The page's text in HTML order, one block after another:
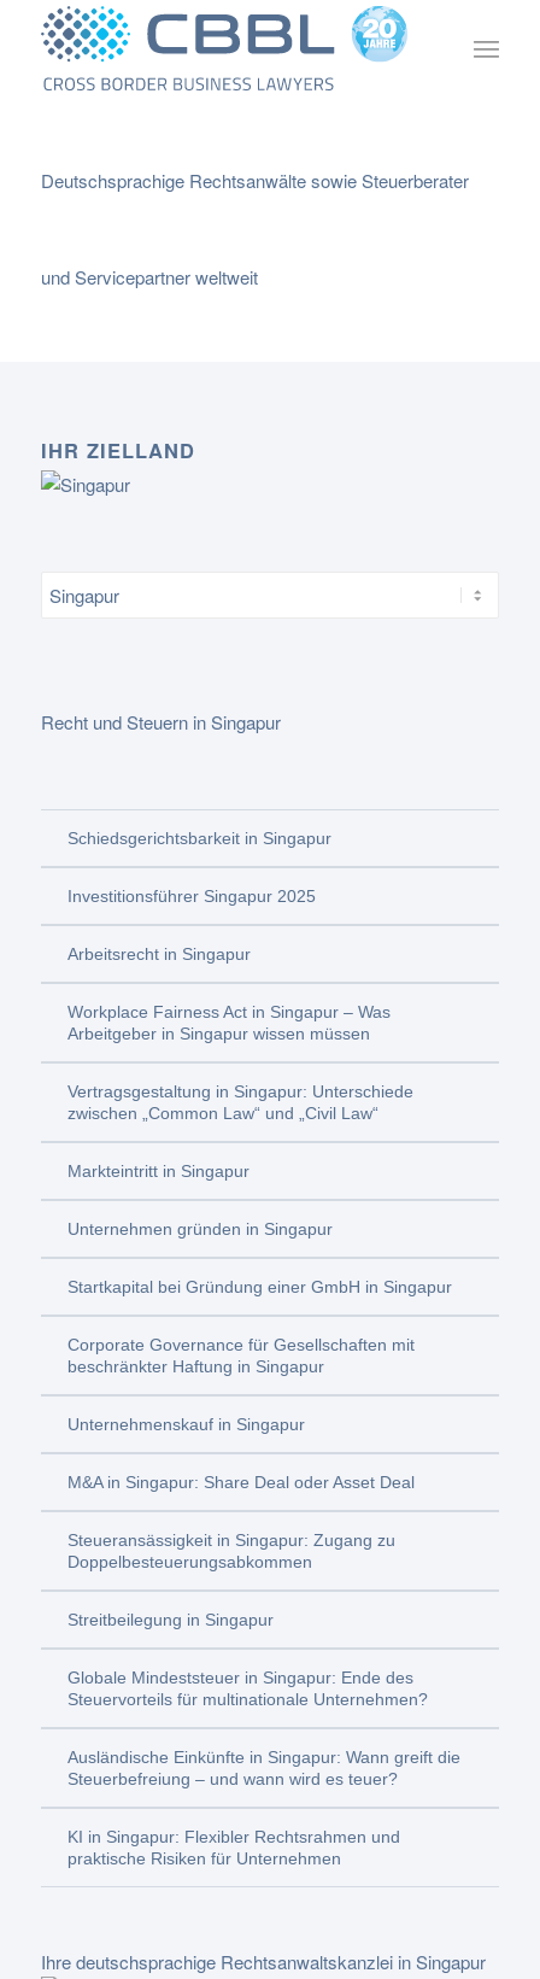
Deutschsprachige Rechtsanwälte sowie Steuerberater
und Servicepartner weltweit
IHR ZIELLAND
Recht und Steuern in Singapur
Schiedsgerichtsbarkeit in Singapur
Investitionsführer Singapur 2025
Arbeitsrecht in Singapur
Workplace Fairness Act in Singapur – Was
Arbeitgeber in Singapur wissen müssen
Vertragsgestaltung in Singapur: Unterschiede
zwischen „Common Law“ und „Civil Law“
Markteintritt in Singapur
Unternehmen gründen in Singapur
Startkapital bei Gründung einer GmbH in Singapur
Corporate Governance für Gesellschaften mit
beschränkter Haftung in Singapur
Unternehmenskauf in Singapur
M&A in Singapur: Share Deal oder Asset Deal
Steueransässigkeit in Singapur: Zugang zu
Doppelbesteuerungsabkommen
Streitbeilegung in Singapur
Globale Mindeststeuer in Singapur: Ende des
Steuervorteils für multinationale Unternehmen?
Ausländische Einkünfte in Singapur: Wann greift die
Steuerbefreiung – und wann wird es teuer?
KI in Singapur: Flexibler Rechtsrahmen und
praktische Risiken für Unternehmen
Ihre deutschsprachige Rechtsanwaltskanzlei in Singapur